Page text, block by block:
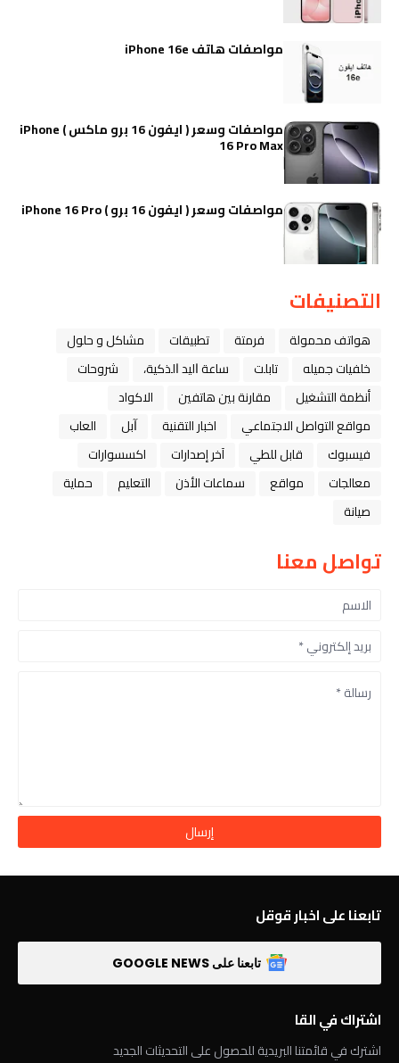
مواصفات هاتف iPhone 16e
مواصفات وسعر ( ايفون 16 برو ماكس ) iPhone
16 Pro Max
مواصفات وسعر ( ايفون 16 برو ) iPhone 16 Pro
التصنيفات
هواتف محمولة فرمتة تطبيقات
مشاكل و حلول
خلفيات جميله
تابلت ﺳﺎﻋﺔ ﺍﻟﻴﺪ ﺍﻟﺬﻛﻴﺔ،
شروحات
أنظمة التشغيل
مقارنة بين هاتفين
الاكواد
مواقع التواصل الاجتماعي
اخبار التقنية ﺁﺑﻞ
العاب
فيسبوك
قابل للطي آخر إصدارات
اكسسوارات
معالجات
مواقع سماعات الأذن التعليم
حماية
صيانة
تواصل معنا
تابعنا على اخبار قوقل
تابعنا على GOOGLE NEWS
اشتراك في القا
اشترك في قائمتنا البريدية للحصول على التحديثات الجديد